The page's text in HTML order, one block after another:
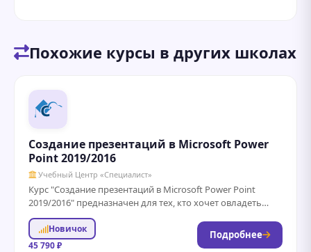
Похожие курсы в других школах
Создание презентаций в Microsoft Power
Point 2019/2016
Учебный Центр «Специалист»
Курс "Создание презентаций в Microsoft Power Point
2019/2016" предназначен для тех, кто хочет овладеть
навыками эффективного создания и оформления
презентаций....
Новичок
45 790 ₽
Подробнее